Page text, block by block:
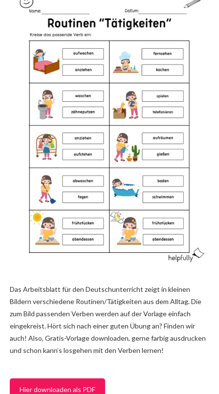
Das Arbeitsblatt für den Deutschunterricht zeigt in kleinen
Bildern verschiedene Routinen/Tätigkeiten aus dem Alltag. Die
zum Bild passenden Verben werden auf der Vorlage einfach
eingekreist. Hört sich nach einer guten Übung an? Finden wir
auch! Also, Gratis-Vorlage downloaden, gerne farbig ausdrucken
und schon kann’s losgehen mit den Verben lernen!
Hier downloaden als PDF